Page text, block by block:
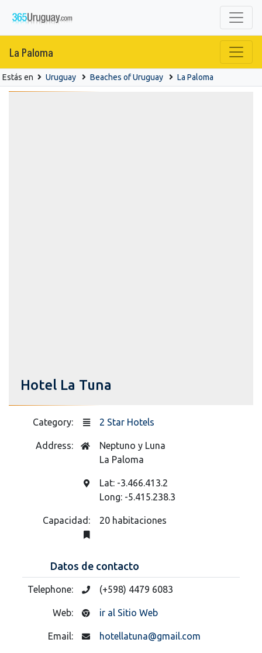
La Paloma
Estás en Uruguay Beaches of Uruguay La Paloma
Hotel La Tuna
Category: 2 Star Hotels
Address:
Neptuno y Luna
La Paloma
Lat: -3.466.413.2
Long: -5.415.238.3
Capacidad: 20 habitaciones
Datos de contacto
Telephone: (+598) 4479 6083
Web: ir al Sitio Web
Email: hotellatuna@gmail.com